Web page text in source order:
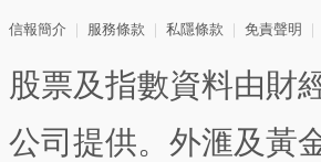
信報簡介 服務條款 私隱條款 免責聲明
股票及指數資料由財
公司提供。外滙及黃